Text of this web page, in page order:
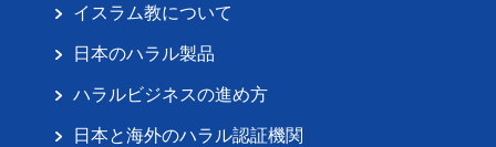
イスラム教について
日本のハラル製品
ハラルビジネスの進め方
日本と海外のハラル認証機関